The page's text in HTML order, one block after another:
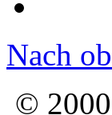
Nach
©